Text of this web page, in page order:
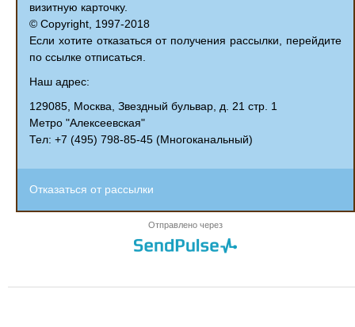
визитную карточку.
© Copyright, 1997-2018
Если хотите отказаться от получения рассылки, перейдите
по ссылке отписаться.
Наш адрес:
129085, Москва, Звездный бульвар, д. 21 стр. 1
Метро "Алексеевская"
Тел: +7 (495) 798-85-45 (Многоканальный)
Отказаться от рассылки
Отправлено через